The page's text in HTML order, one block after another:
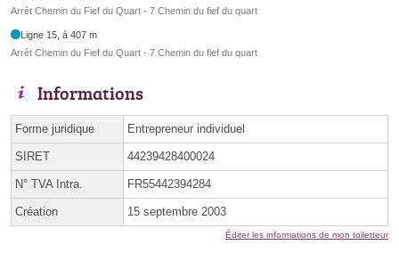
Arrêt Chemin du Fief du Quart - 7 Chemin du fief du quart
Ligne 15, à 407 m
Arrêt Chemin du Fief du Quart - 7 Chemin du fief du quart
Informations
Forme juridique Entrepreneur individuel
SIRET 44239428400024
N° TVA Intra. FR55442394284
Création 15 septembre 2003
Éditer les informations de mon toiletteur